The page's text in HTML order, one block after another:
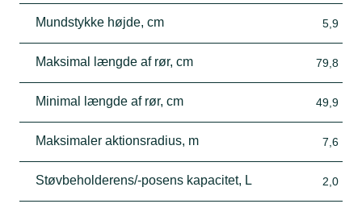
Mundstykke højde, cm 5,9
Maksimal længde af rør, cm 79,8
Minimal længde af rør, cm 49,9
Maksimaler aktionsradius, m 7,6
Støvbeholderens/-posens kapacitet, L 2,0